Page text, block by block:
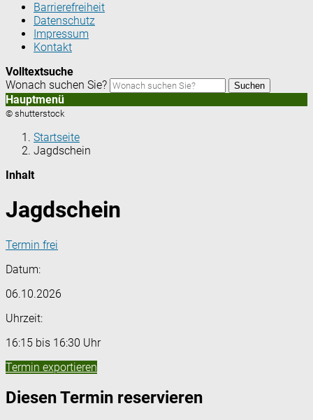
Barrierefreiheit
Datenschutz
Impressum
Kontakt
Volltextsuche
Wonach suchen Sie?
Suchen
Hauptmenü
© shutterstock
Startseite
Jagdschein
Inhalt
Jagdschein
Termin frei
Datum:
06.10.2026
Uhrzeit:
16:15 bis 16:30 Uhr
Termin exportieren
Diesen Termin reservieren